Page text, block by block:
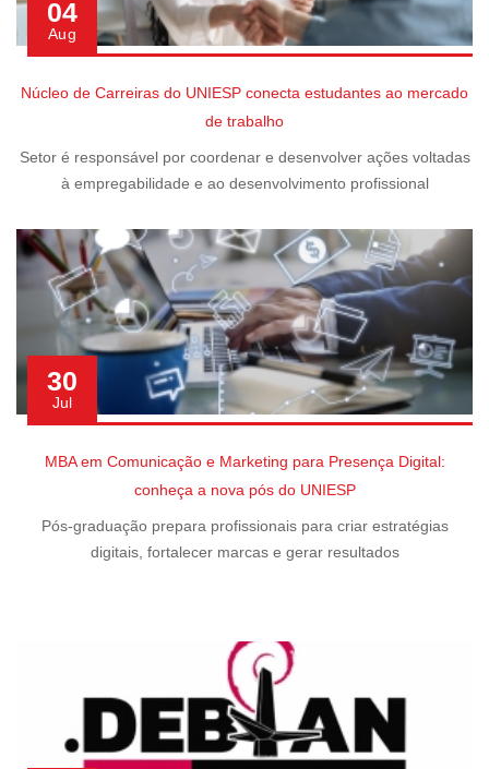
04
Aug
Núcleo de Carreiras do UNIESP conecta estudantes ao mercado
de trabalho
Setor é responsável por coordenar e desenvolver ações voltadas
à empregabilidade e ao desenvolvimento profissional
30
Jul
MBA em Comunicação e Marketing para Presença Digital:
conheça a nova pós do UNIESP
Pós-graduação prepara profissionais para criar estratégias
digitais, fortalecer marcas e gerar resultados